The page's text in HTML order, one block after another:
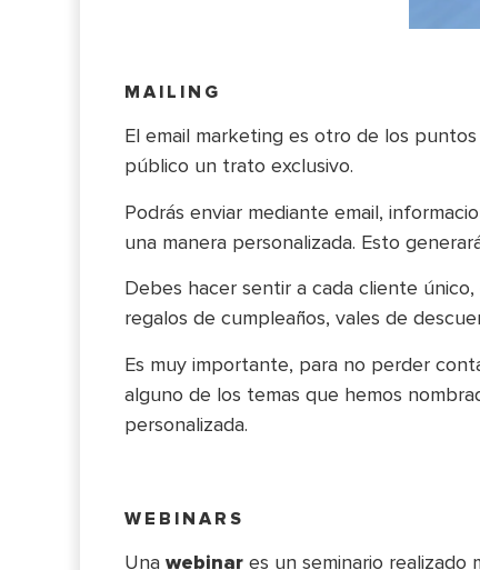
MAILING
El email marketing es otro de los
público un trato exclusivo.
Podrás enviar mediante email,
una manera personalizada. Esto
Debes hacer sentir a cada cliente
regalos de cumpleaños, vales de
Es muy importante, para no perder
alguno de los temas que hemos
personalizada.
WEBINARS
Una webinar es un seminario